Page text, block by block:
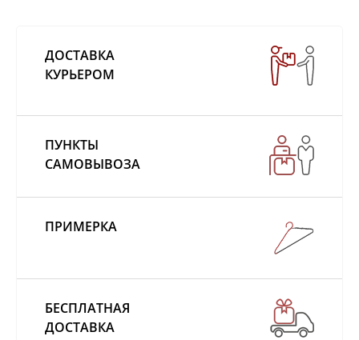
ДОСТАВКА
КУРЬЕРОМ
ПУНКТЫ
САМОВЫВОЗА
ПРИМЕРКА
БЕСПЛАТНАЯ
ДОСТАВКА